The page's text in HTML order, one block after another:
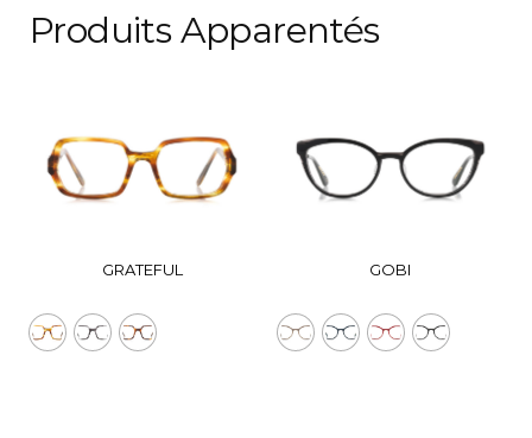
Produits Apparentés
GRATEFUL GOBI